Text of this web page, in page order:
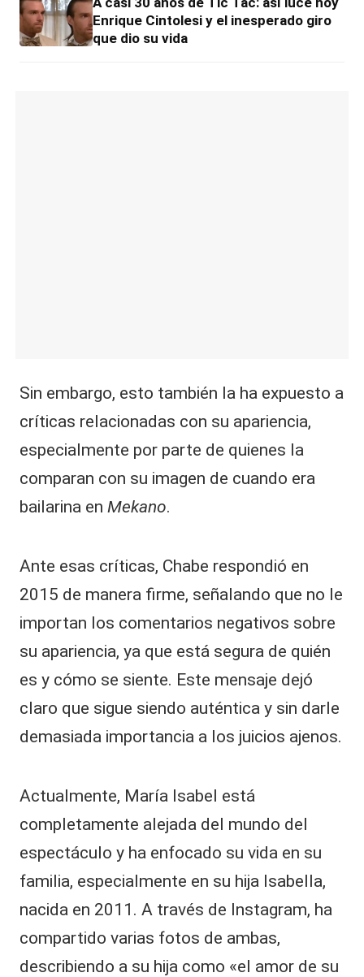
Enrique Cintolesi y el inesperado giro
que dio su vida
Sin embargo, esto también la ha expuesto a
críticas relacionadas con su apariencia,
especialmente por parte de quienes la
comparan con su imagen de cuando era
bailarina en Mekano.
Ante esas críticas, Chabe respondió en
2015 de manera firme, señalando que no le
importan los comentarios negativos sobre
su apariencia, ya que está segura de quién
es y cómo se siente. Este mensaje dejó
claro que sigue siendo auténtica y sin darle
demasiada importancia a los juicios ajenos.
Actualmente, María Isabel está
completamente alejada del mundo del
espectáculo y ha enfocado su vida en su
familia, especialmente en su hija Isabella,
nacida en 2011. A través de Instagram, ha
compartido varias fotos de ambas,
describiendo a su hija como «el amor de su